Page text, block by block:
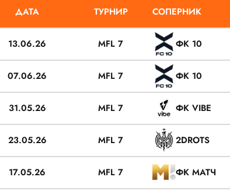
ДАТА ТУРНИР СОПЕРНИК
13.06.26 MFL 7 ФК 10
07.06.26 MFL 7 ФК 10
31.05.26 MFL 7 ФК VIBE
23.05.26 MFL 7 2DROTS
17.05.26 MFL 7 ФК МАТЧ